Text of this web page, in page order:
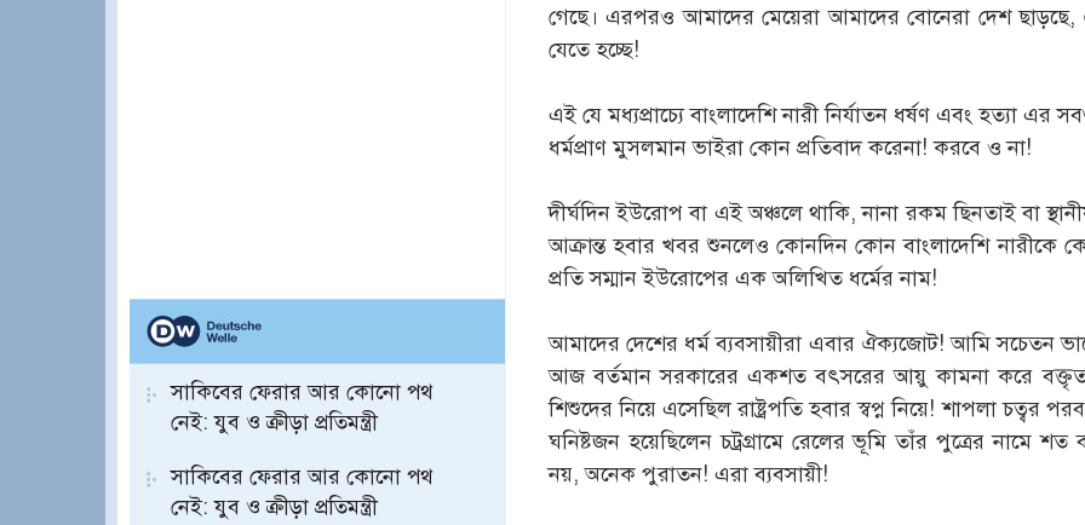
সাকিবের ফেরার আর কোনো পথ
নেই: যুব ও ক্রীড়া প্রতিমন্ত্রী
সাকিবের ফেরার আর কোনো পথ
নেই: যুব ও ক্রীড়া প্রতিমন্ত্রী
গেছে। এরপরও আমাদের মেয়েরা আমাদের বোনেরা দেশ ছাড়ছে,
যেতে হচ্ছে!
এই যে মধ্যপ্রাচ্যে বাংলাদেশি নারী নির্যাতন ধর্ষণ এবং হত্যা
ধর্মপ্রাণ মুসলমান ভাইরা কোন প্রতিবাদ করেনা! করবে ও না!
দীর্ঘদিন ইউরোপ বা এই অঞ্চলে থাকি, নানা রকম ছিনতাই বা
আক্রান্ত হবার খবর শুনলেও কোনদিন কোন বাংলাদেশি নারীকে
প্রতি সম্মান ইউরোপের এক অলিখিত ধর্মের নাম!
আমাদের দেশের ধর্ম ব্যবসায়ীরা এবার ঐক্যজোট! আমি সচেতন
আজ বর্তমান সরকারের একশত বৎসরের আয়ু কামনা করে
শিশুদের নিয়ে এসেছিল রাষ্ট্রপতি হবার স্বপ্ন নিয়ে! শাপলা চত্বর
ঘনিষ্টজন হয়েছিলেন চট্রগ্রামে রেলের ভূমি তাঁর পুত্রের নামে
নয়, অনেক পুরাতন! এরা ব্যবসায়ী!